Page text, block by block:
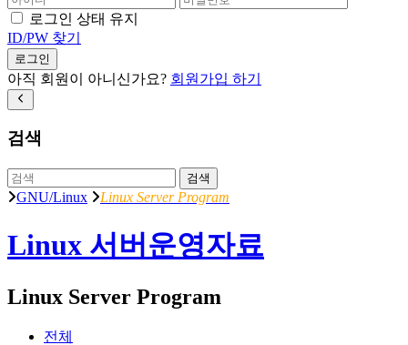
로그인 상태 유지
ID/PW 찾기
로그인
아직 회원이 아니신가요? 회원가입 하기
검색
검색
GNU/Linux Linux Server Program
Linux 서버운영자료
Linux Server Program
전체